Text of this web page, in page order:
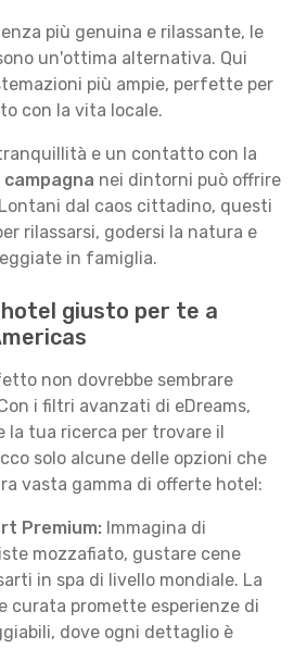
più genuina e rilassante, le
un'ottima alternativa. Qui
più ampie, perfette per
con la vita locale.
e un contatto con la
nei dintorni può offrire
dal caos cittadino, questi
rilassarsi, godersi la natura e
in famiglia.
giusto per te a
non dovrebbe sembrare
i filtri avanzati di eDreams,
la tua ricerca per trovare il
solo alcune delle opzioni che
vasta gamma di offerte hotel:
Premium: Immagina di
mozzafiato, gustare cene
in spa di livello mondiale. La
curata promette esperienze di
dove ogni dettaglio è